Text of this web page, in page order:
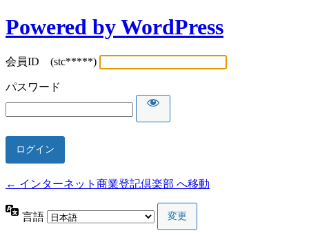
Powered by WordPress
会員ID (stc*****)
パスワード
← インターネット商業登記倶楽部 へ移動
言語